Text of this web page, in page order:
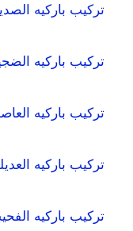
تركيب باركيه
تركيب باركيه
تركيب باركيه
تركيب باركيه
تركيب باركيه